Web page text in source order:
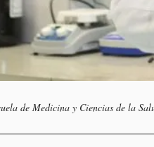
de Medicina y Ciencias de la